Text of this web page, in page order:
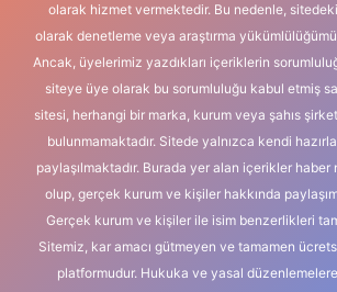
olarak hizmet vermektedir. Bu nedenle,
olarak denetleme veya araştırma
Ancak, üyelerimiz yazdıkları içeriklerin
siteye üye olarak bu sorumluluğu kabul etmiş
sitesi, herhangi bir marka, kurum veya şahıs
bulunmamaktadır. Sitede yalnızca kendi
paylaşılmaktadır. Burada yer alan içerikler haber
olup, gerçek kurum ve kişiler hakkında
Gerçek kurum ve kişiler ile isim benzerlikleri
Sitemiz, kar amacı gütmeyen ve tamamen
platformudur. Hukuka ve yasal düzenlemelere